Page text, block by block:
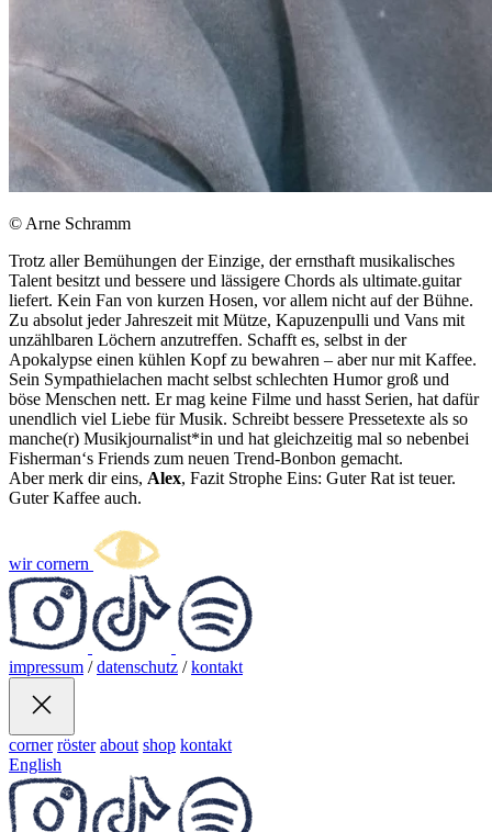
© Arne Schramm
Trotz aller Bemühungen der Einzige, der ernsthaft musikalisches
Talent besitzt und bessere und lässigere Chords als ultimate.guitar
liefert. Kein Fan von kurzen Hosen, vor allem nicht auf der Bühne.
Zu absolut jeder Jahreszeit mit Mütze, Kapuzenpulli und Vans mit
unzählbaren Löchern anzutreffen. Schafft es, selbst in der
Apokalypse einen kühlen Kopf zu bewahren – aber nur mit Kaffee.
Sein Sympathielachen macht selbst schlechten Humor groß und
böse Menschen nett. Er mag keine Filme und hasst Serien, hat dafür
unendlich viel Liebe für Musik. Schreibt bessere Pressetexte als so
manche(r) Musikjournalist*in und hat gleichzeitig mal so nebenbei
Fisherman‘s Friends zum neuen Trend-Bonbon gemacht.
Aber merk dir eins, Alex, Fazit Strophe Eins: Guter Rat ist teuer.
Guter Kaffee auch.
wir cornern
impressum /datenschutz /kontakt
corner röster about shop kontakt
English